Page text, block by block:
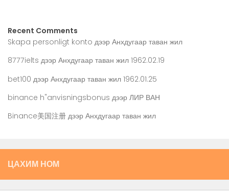
Recent Comments
Skapa personligt konto дээр Анхдугаар таван жил
8777ielts дээр Анхдугаар таван жил 1962.02.19
bet100 дээр Анхдугаар таван жил 1962.01.25
binance h"anvisningsbonus дээр ЛИР ВАН
Binance美国注册 дээр Анхдугаар таван жил
ЦАХИМ НОМ